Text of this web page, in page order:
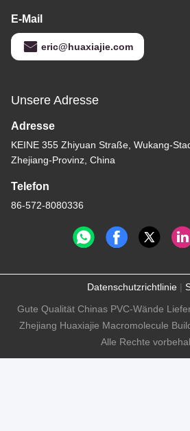
E-Mail
eric@huaxiajie.com
Unsere Adresse
Adresse
KEINE 355 Zhiyuan Straße, Wukang-
Zhejiang-Provinz, China
Telefon
86-572-8080336
Datenschutzrichtlinie|
Gute Qualität Chinas PVC-Wände
Zhejiang Huaxiajie Macromolecule
Alle Rechte